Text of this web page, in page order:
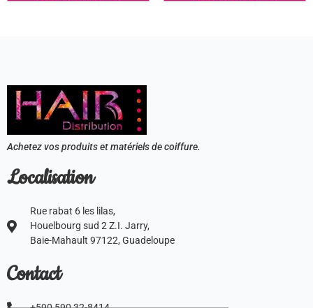
Achetez vos produits et matériels de coiffure.
Localisation
Rue rabat 6 les lilas,
Houelbourg sud 2 Z.I. Jarry,
Baie-Mahault 97122, Guadeloupe
Contact